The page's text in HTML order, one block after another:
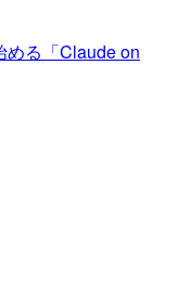
める「Claude on